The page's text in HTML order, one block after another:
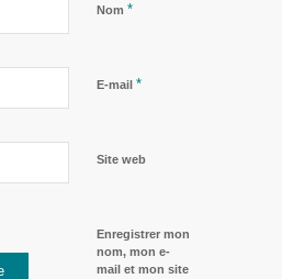
Nom *
E-mail *
Site web
Enregistrer mon
nom, mon e-
mail et mon site